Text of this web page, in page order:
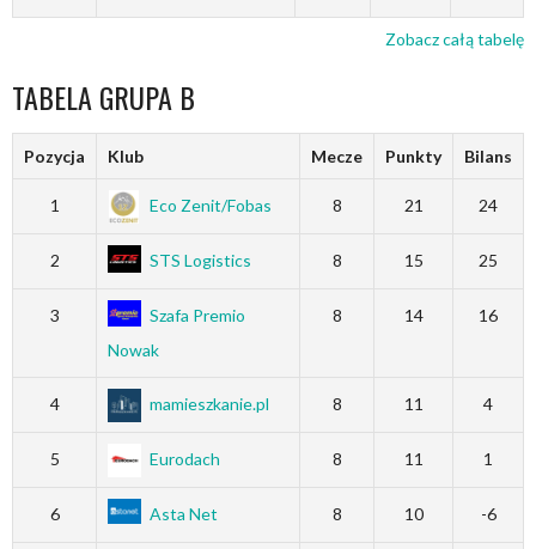
Zobacz całą tabelę
TABELA GRUPA B
Pozycja Klub Mecze Punkty Bilans
1 Eco Zenit/Fobas 8 21 24
2 STS Logistics 8 15 25
3
Szafa Premio
Nowak
8 14 16
4 mamieszkanie.pl 8 11 4
5 Eurodach 8 11 1
6 Asta Net 8 10 -6